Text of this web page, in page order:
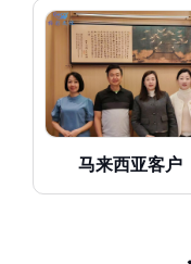
马来西亚客户